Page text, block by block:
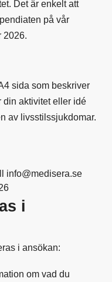
Det är enkelt att
på vår
2026.
sida som beskriver
din aktivitet eller idé
av livsstilssjukdomar.
info@medisera.se
i
i ansökan:
om vad du